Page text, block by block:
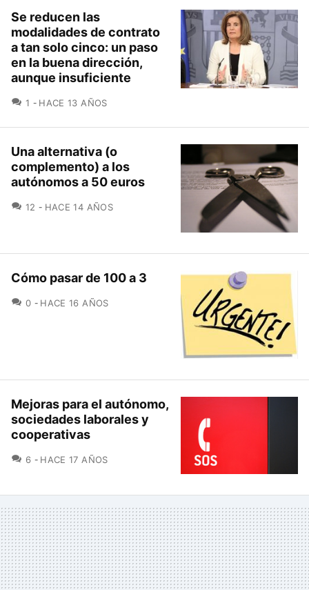
Se reducen las
modalidades de contrato
a tan solo cinco: un paso
en la buena dirección,
aunque insuficiente
1 COMENTARIOS
HACE 13 AÑOS
Una alternativa (o
complemento) a los
autónomos a 50 euros
12 COMENTARIOS
HACE 14 AÑOS
Cómo pasar de 100 a 3
0 COMENTARIOS
HACE 16 AÑOS
Mejoras para el autónomo,
sociedades laborales y
cooperativas
6 COMENTARIOS
HACE 17 AÑOS